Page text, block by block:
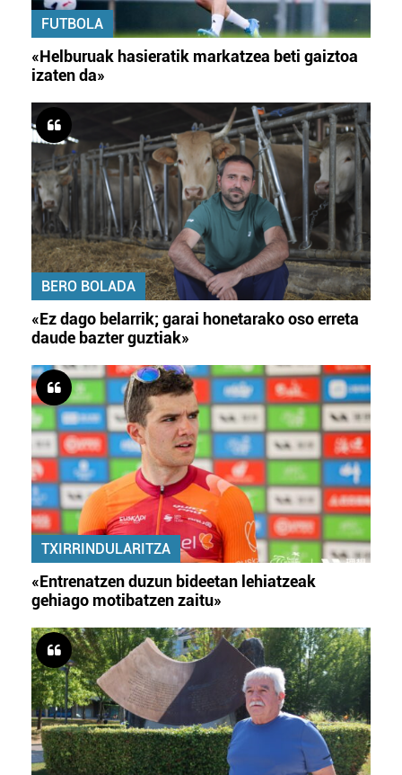
FUTBOLA
«Helburuak hasieratik markatzea beti gaiztoa
izaten da»
BERO BOLADA
«Ez dago belarrik; garai honetarako oso erreta
daude bazter guztiak»
TXIRRINDULARITZA
«Entrenatzen duzun bideetan lehiatzeak
gehiago motibatzen zaitu»